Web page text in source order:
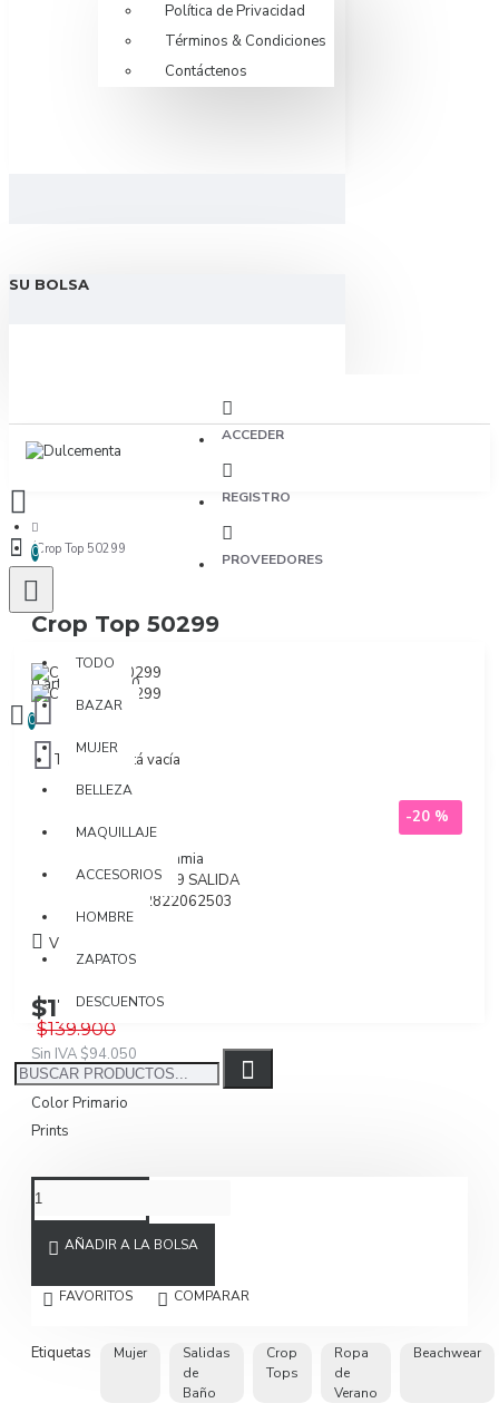
Política de Privacidad
Términos & Condiciones
Contáctenos
SU BOLSA
ACCEDER
REGISTRO
PROVEEDORES
0
TODO
TODO
BAZAR
MUJER
BELLEZA
MAQUILLAJE
ACCESORIOS
HOMBRE
ZAPATOS
DESCUENTOS
0 artículo(s) - $0
0
Tu bolsa está vacía
Crop Top 50299
Crop Top 50299
-20 %
Macadamia
Modelo:50299 SALIDA
7702822062503
Visto: 1331
$111.920
$139.900
Sin IVA $94.050
Color Primario
Prints
AÑADIR A LA BOLSA
FAVORITOS COMPARAR
Etiquetas Mujer
Salidas
de
Baño
Crop
Tops
Ropa
de
Verano
Beachwear